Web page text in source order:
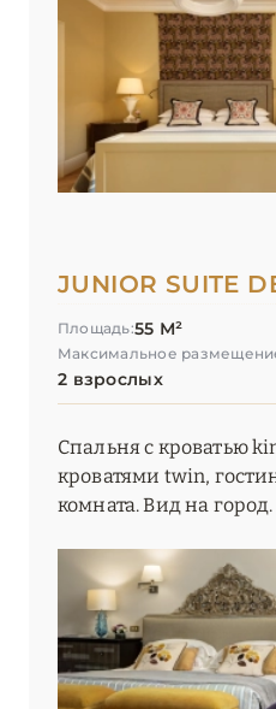
JUNIOR SUITE
Площадь:55 М²
Максимальное
2 взрослых
Спальня с кроватью
кроватями twin,
комната. Вид на город.